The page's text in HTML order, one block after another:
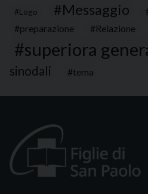
Logo Messaggio
preparazione
Relazione
superiora
sinodali
tema